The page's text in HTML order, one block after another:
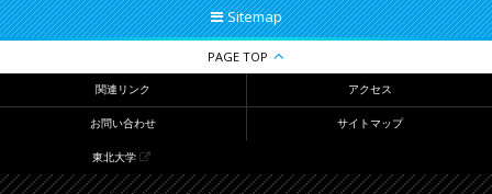
Sitemap
PAGE TOP
関連リンク アクセス
お問い合わせ サイトマップ
東北大学